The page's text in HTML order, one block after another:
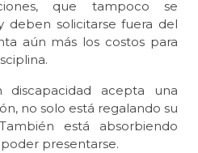
que tampoco se
deben solicitarse fuera del
aún más los costos para
acepta una
no solo está regalando su
está absorbiendo
presentarse.